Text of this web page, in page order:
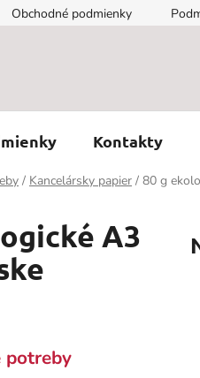
Obchodné podmienky
Kontakty
/ Kancelársky papier / 80 g
A3
potreby